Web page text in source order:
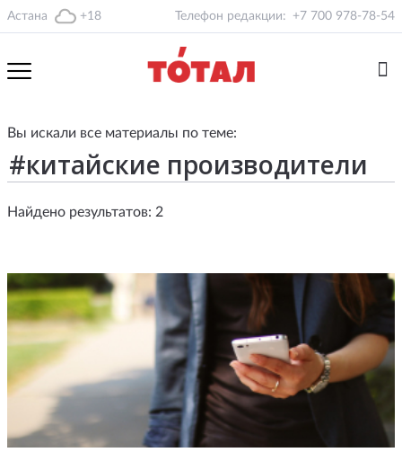
Астана +18 Телефон редакции: +7 700 978-78-54
Вы искали все материалы по теме:
Найдено результатов: 2